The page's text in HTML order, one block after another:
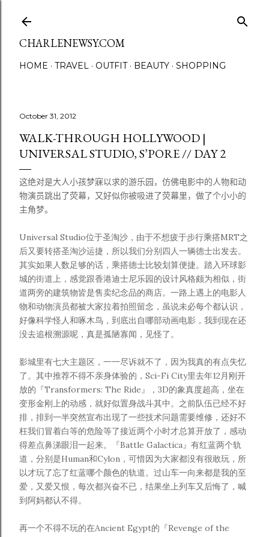
CHARLENEWSY.COM
HOME TRAVEL OUTFIT BEAUTY SHOPPING
October 31, 2012
WALK-THROUGH HOLLYWOOD |
UNIVERSAL STUDIO, S’PORE // DAY 2
这绝对是大人小孩梦寐以求的游乐园，仿佛电影中的人物和动
物演员跳出了荧幕，又好似你被吸进了荧幕里，做了个小小的
主角梦。
Universal Studio位于圣淘沙，由于不想疲于步行乘搭MRT之
后又要转搭圣淘沙运捷，所以我们分别四人一辆德士出发去。
其实如果人数足够的话，乘搭德士比较划算便捷。踏入环球影
城的街道上，感觉跟香港迪士尼乐园的设计风格颇为相似，街
道两旁的建筑物皆是售卖纪念品的商店。一路上遇上的电影人
物和动物演员都被大家拉着拍照留念，虽说未必每个都认识，
好像科学怪人和啄木鸟，到底出自哪部动画电影，我到现在还
没去追根溯源呢，真是孤陋寡闻，见怪了。
影城里有七大主题区，一一尽诉就不了，因为我真的有点失忆
了。其中推荐不得不亲身体验的，Sci-Fi City里去年12月刚开
放的『Transformers: The Ride』，3D的象真度超高，坐在
变形金刚上的动感，就好似置身战斗其中。之前队伍已经不好
排，排到一半突然宣布出现了一些技术问题需要维修，还好不
枉我们冒着白等的危险等了接近两个小时才总算开放了，感动
得差点鼻涕眼泪一起来。『Battle Galactica』有红蓝两个轨
道，分别是Human和Cylon，可惜因为大家都没有很敢玩，所
以才玩了忘了红蓝哪个颜色的轨道。过山车一向来都是我的至
爱，又爱又恨，每次都兴奋不已，结果坐上列车又后悔了，喊
到阿妈都认不得。
再一个不得不玩的在Ancient Egypt的『Revenge of the